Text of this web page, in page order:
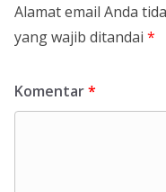
Alamat email Anda
yang wajib ditandai *
Komentar*